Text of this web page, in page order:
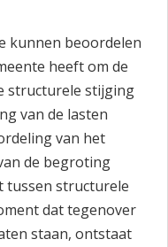
kunnen beoordelen
heeft om de
structurele stijging
van de lasten
van het
de begroting
tussen structurele
dat tegenover
staan, ontstaat